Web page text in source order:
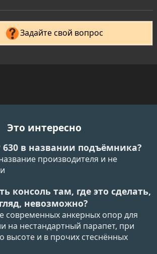
Задайте свой вопрос
Это интересно
630 в названии подъёмника?
производителя и не
консоль там, где это сделать,
невозможно?
современных анкерных опор для
на нестандартный парапет, при
высоте и в прочих стеснённых